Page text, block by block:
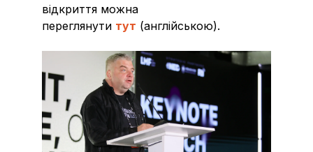
відкриття можна
переглянути тут (англійською).